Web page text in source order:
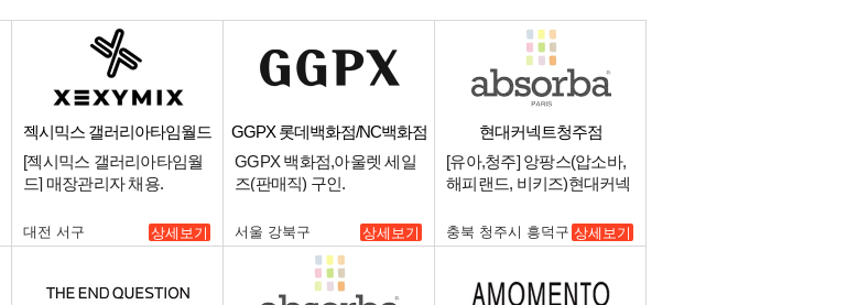
젝시믹스 갤러리아타임월드
점
[젝시믹스 갤러리아타임월
드] 매장관리자 채용.
대전 서구 상세보기
GGPX 롯데백화점/NC백화점
GGPX 백화점,아울렛 세일
즈(판매직) 구인.
서울 강북구 상세보기
현대커넥트청주점
[유아,청주] 앙팡스(압소바,
해피랜드, 비키즈)현대커넥
구인.
충북 청주시 흥덕구 상세보기